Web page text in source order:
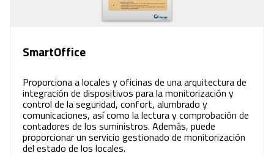
SmartOffice
Proporciona a locales y oficinas de una arquitectura de
integración de dispositivos para la monitorización y
control de la seguridad, confort, alumbrado y
comunicaciones, así como la lectura y comprobación de
contadores de los suministros. Además, puede
proporcionar un servicio gestionado de monitorización
del estado de los locales.